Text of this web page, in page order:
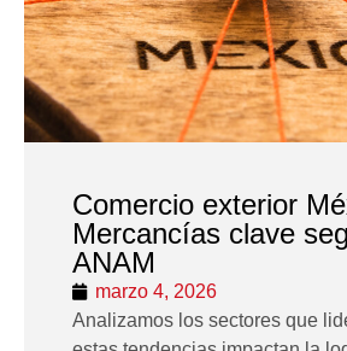
Comercio exterior
Mercancías clave
ANAM
marzo 4, 2026
Analizamos los sectores que